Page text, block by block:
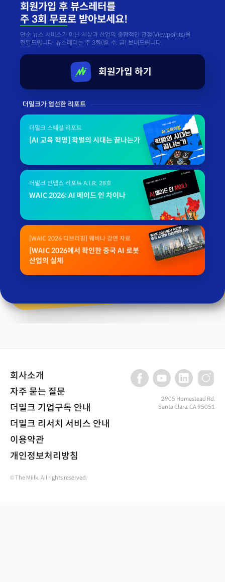
회원가입 후 뷰스레터를
주 3회 무료로 받아보세요!
단순 뉴스 서비스가 아닌 세상과 산업의 종합적인 관점(Viewpoints)을
전달드립니다. 뷰스레터는 주 3회(월, 수, 금) 보내드립니다.
회원가입 하기
더밀크가 엄선한 리포트
더밀크 스페셜 리포트
[AI 교육 혁명] 학벌의 시대는 끝나는가
더밀크 인뎁스 리포트 A.I.R. 28호
WAIC 2026: AI 메이드 인 차이나
[WAIC 2026 디브리핑] 웨비나 강연 자료
[WAIC 2026에서 확인한 중국 AI 로봇
산업의 실체
회사소개
자주 묻는 질문
더밀크 기업구독 안내
더밀크 리서치 서비스 안내
이용약관
개인정보처리방침
2905 Homestead Rd,
Santa Clara, CA 95051
© The Miilk. All rights reserved.